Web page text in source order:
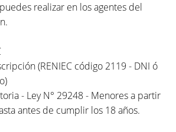
realizar en los agentes del
(RENIEC código 2119 - DNI ó
- Ley N° 29248 - Menores a partir
antes de cumplir los 18 años.